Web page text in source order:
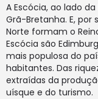
A Escócia, ao lado
Grã-Bretanha. E, por
Norte formam o
Escócia são
mais populosa do
habitantes. Das
extraídas da
uísque e do turismo.